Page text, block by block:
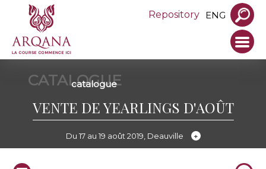
Repository ENG
CATALOGUE
catalogue
VENTE DE YEARLINGS D'AOÛT
Du 17 au 19 août 2019, Deauville